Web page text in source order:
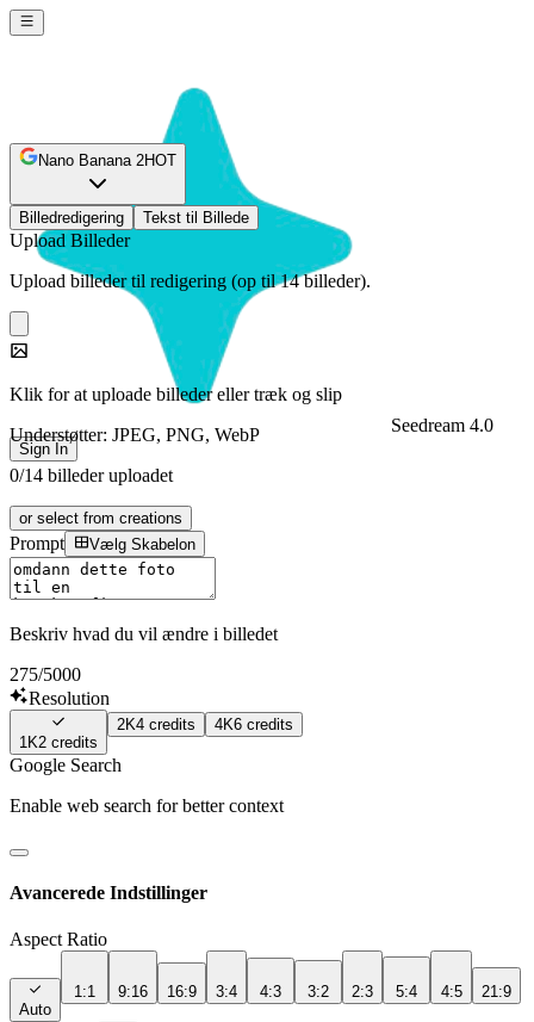
Seedream 4.0
Sign In
Nano Banana 2HOT
Billedredigering Tekst til Billede
Upload Billeder
Upload billeder til redigering (op til 14 billeder).
Klik for at uploade billeder eller træk og slip
Understøtter: JPEG, PNG, WebP
0/14 billeder uploadet
or select from creations
Prompt Vælg Skabelon
Beskriv hvad du vil ændre i billedet
275/5000
Resolution
1K2 credits
2K4 credits 4K6 credits
Google Search
Enable web search for better context
Avancerede Indstillinger
Aspect Ratio
Auto
1:1 9:16 16:9 3:4 4:3 3:2 2:3 5:4 4:5 21:9